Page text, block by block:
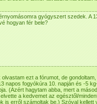
gyógyszert szedek. A
hogyan fér bele?
olvastam ezt a fórumot, de
napos fogyókúra 10. napján és -5
(Azért hagytam abba, mert a
a kedvemet az egésztől/
is erről számoltak be.) Szóval kellett